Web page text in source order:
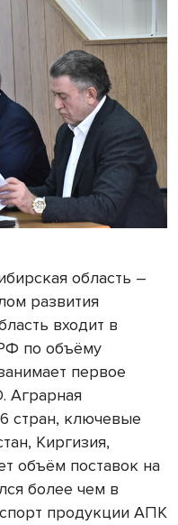
область –
развития
входит в
по объёму
первое
Аграрная
стран, ключевые
Киргизия,
объём поставок на
более чем в
продукции АПК